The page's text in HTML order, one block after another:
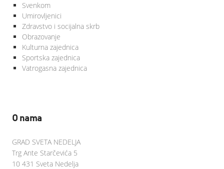
Svenkom
Umirovljenici
Zdravstvo i socijalna skrb
Obrazovanje
Kulturna zajednica
Sportska zajednica
Vatrogasna zajednica
O nama
GRAD SVETA NEDELJA
Trg Ante Starčevića 5
10 431 Sveta Nedelja